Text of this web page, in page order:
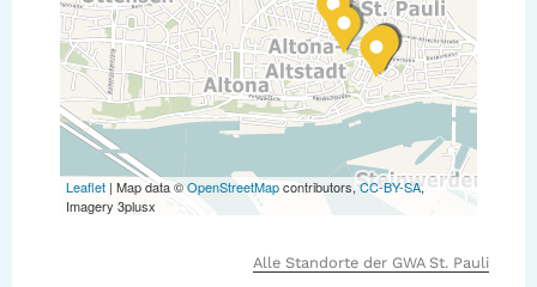
Leaflet | Map data ©OpenStreetMapcontributors, CC-BY-SA,
Imagery 3plusx
Alle Standorte der GWA St. Pauli